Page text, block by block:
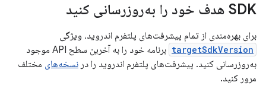
SDK هدف خود را به‌روزرسانی کنید
برای بهره‌مندی از تمام پیشرفت‌های پلتفرم اندروید، ویژگی
targetSdkVersion
برنامه خود را به آخرین سطح API موجود
به‌روزرسانی کنید. پیشرفت‌های پلتفرم اندروید را در نسخه‌های مختلف
مرور کنید.